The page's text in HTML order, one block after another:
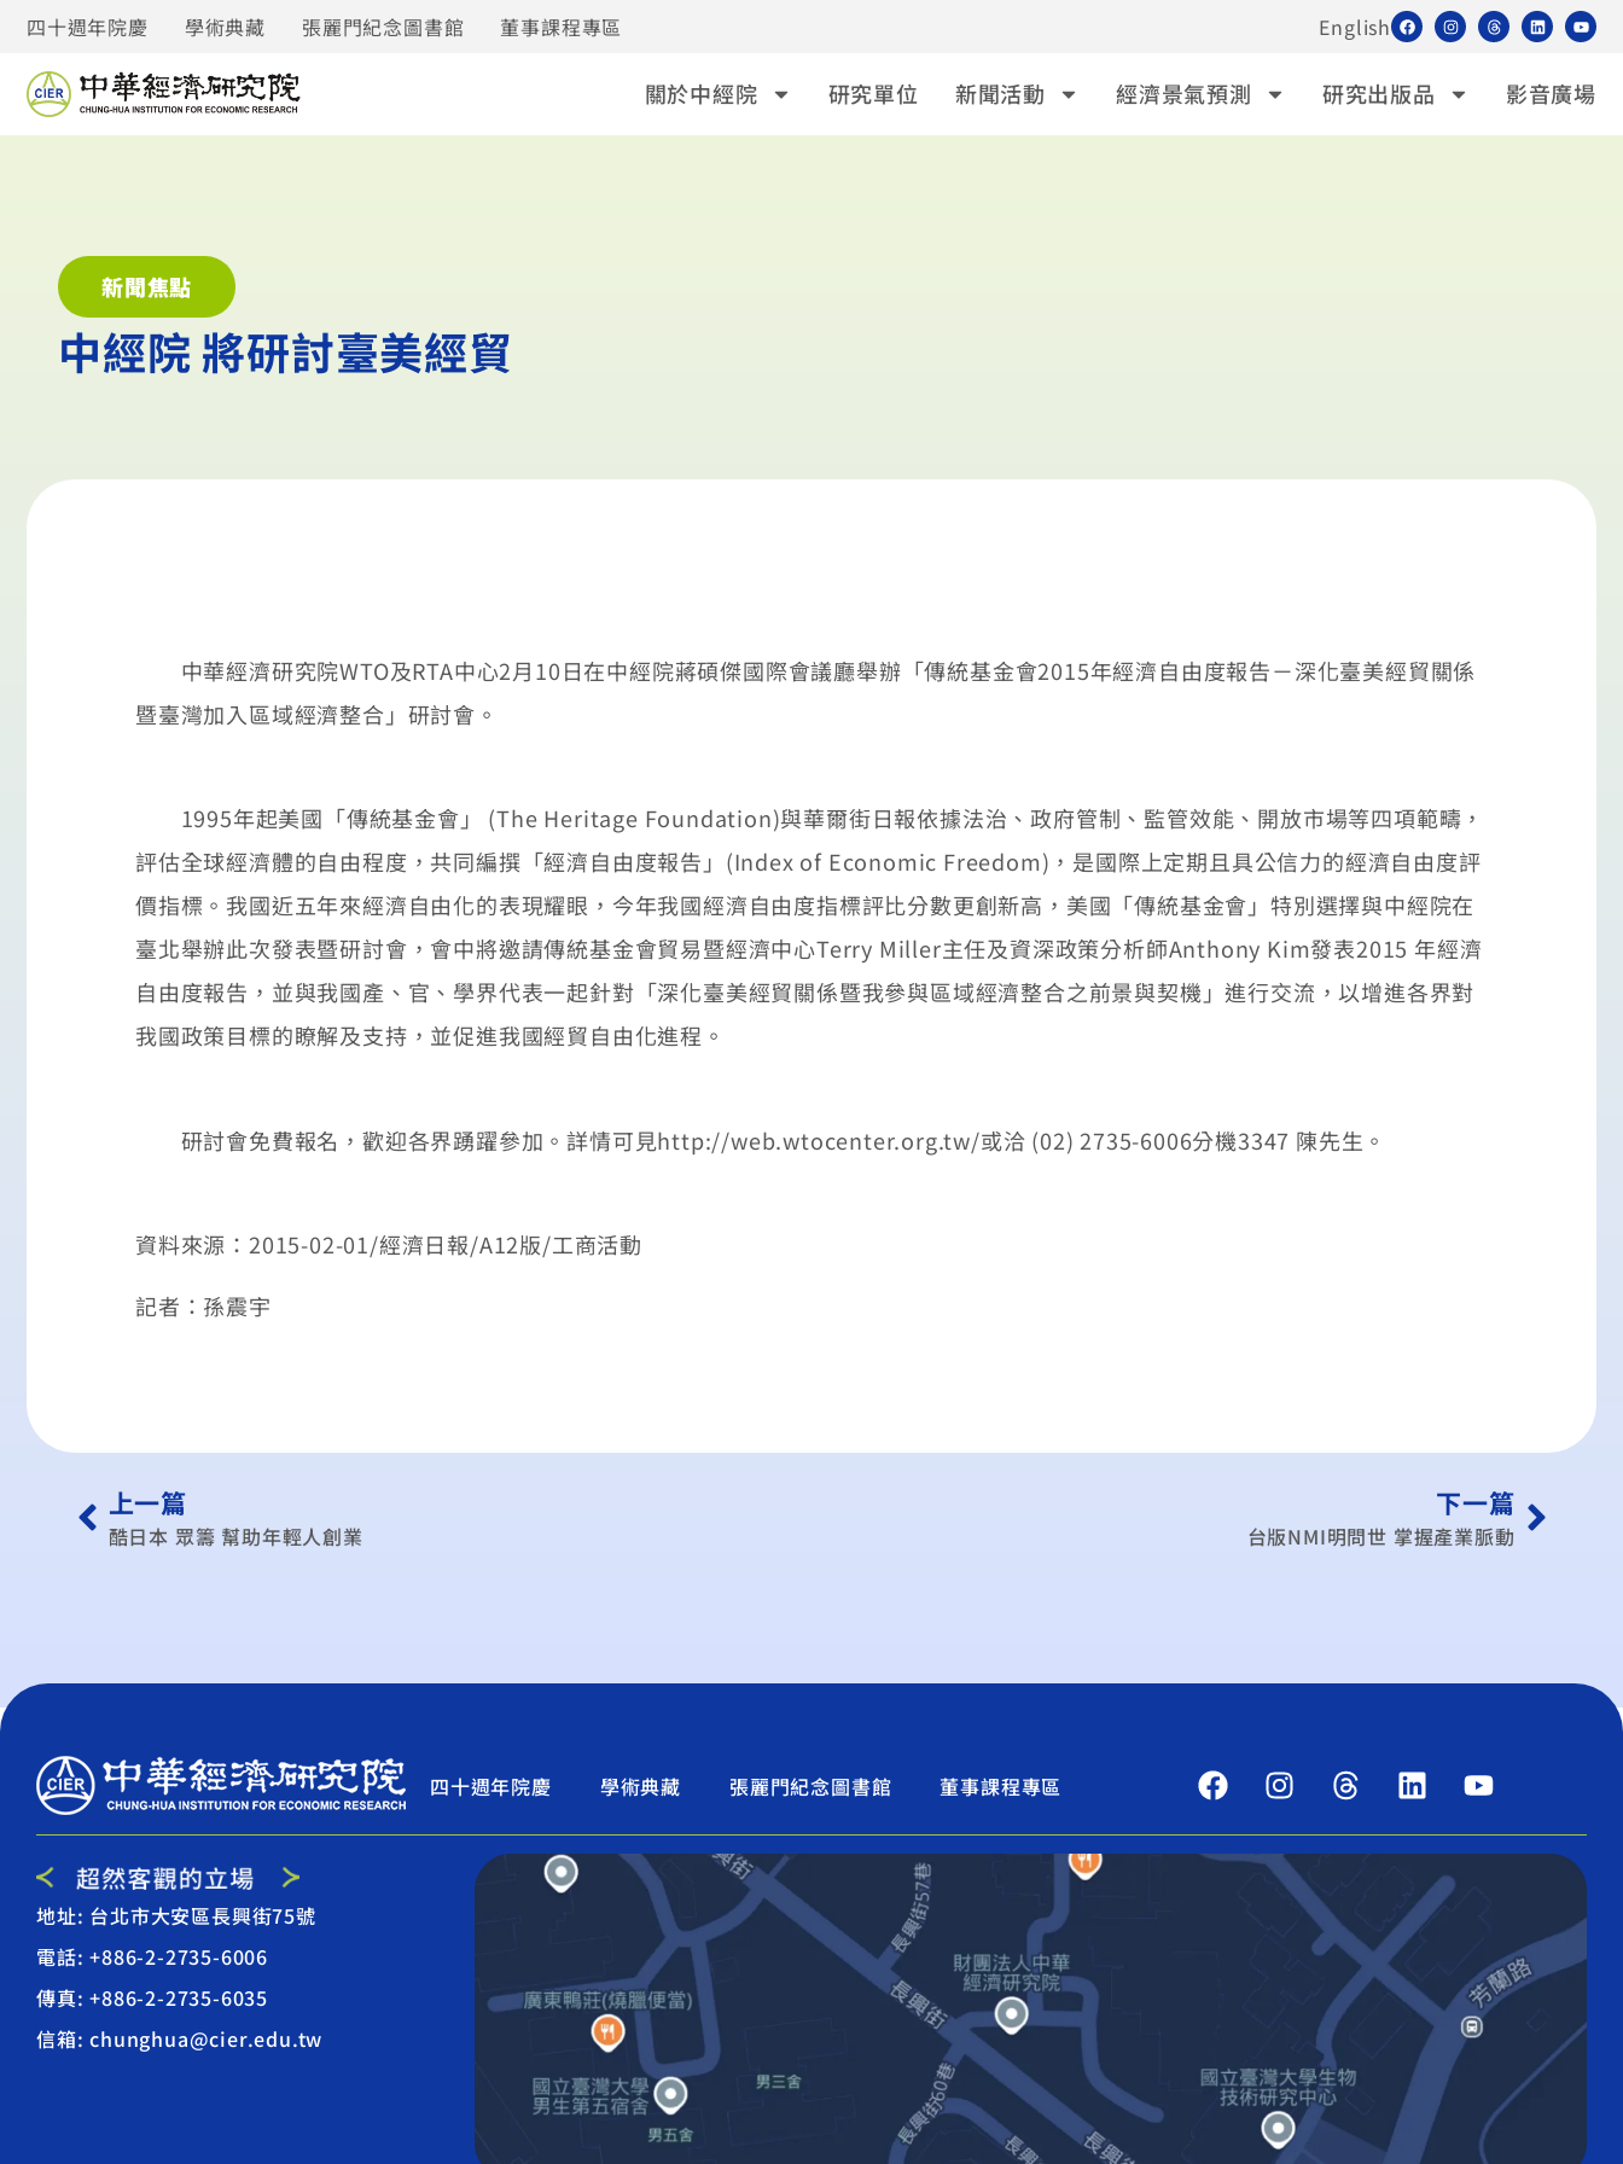
四十週年院慶 學術典藏 張麗門紀念圖書館 董事課程專區 English
關於中經院 研究單位 新聞活動 經濟景氣預測 研究出版品 影音廣場
新聞焦點
中經院 將研討臺美經貿
中華經濟研究院WTO及RTA中心2月10日在中經院蔣碩傑國際會議廳舉辦「傳統基金會2015年經濟自由度報告－深化臺美經貿關係
暨臺灣加入區域經濟整合」研討會。
1995年起美國「傳統基金會」 (The Heritage Foundation)與華爾街日報依據法治、政府管制、監管效能、開放市場等四項範疇，
評估全球經濟體的自由程度，共同編撰「經濟自由度報告」(Index of Economic Freedom)，是國際上定期且具公信力的經濟自由度評
價指標。我國近五年來經濟自由化的表現耀眼，今年我國經濟自由度指標評比分數更創新高，美國「傳統基金會」特別選擇與中經院在
臺北舉辦此次發表暨研討會，會中將邀請傳統基金會貿易暨經濟中心Terry Miller主任及資深政策分析師Anthony Kim發表2015 年經濟
自由度報告，並與我國產、官、學界代表一起針對「深化臺美經貿關係暨我參與區域經濟整合之前景與契機」進行交流，以增進各界對
我國政策目標的瞭解及支持，並促進我國經貿自由化進程。
研討會免費報名，歡迎各界踴躍參加。詳情可見http://web.wtocenter.org.tw/或洽 (02) 2735-6006分機3347 陳先生。
資料來源：2015-02-01/經濟日報/A12版/工商活動
記者：孫震宇
上一篇
酷日本 眾籌 幫助年輕人創業
下一篇
台版NMI明問世 掌握產業脈動
四十週年院慶 學術典藏 張麗門紀念圖書館 董事課程專區
地址: 台北市大安區長興街75號
電話: +886-2-2735-6006
傳真: +886-2-2735-6035
信箱: chunghua@cier.edu.tw